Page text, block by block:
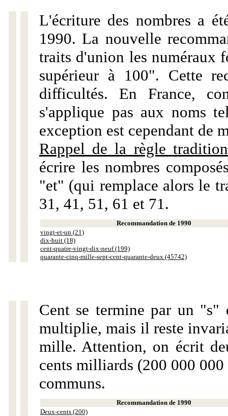
L'écriture des nombres a
1990. La nouvelle
traits d'union les numéraux
supérieur à 100". Cette
difficultés. En France,
s'applique pas aux noms
exception est cependant de
Rappel de la règle
écrire les nombres
"et" (qui remplace alors le
31, 41, 51, 61 et 71.
Recommandation de 1990
vingt-et-un (21)
dix-huit (18)
cent-quatre-vingt-dix-neuf (199)
quarante-cinq-mille-sept-cent-quarante-deux (45742)
Cent se termine par un "s"
multiplie, mais il reste
mille. Attention, on écrit
cents milliards (200 000
communs.
Recommandation de 1990
Deux-cents (200)